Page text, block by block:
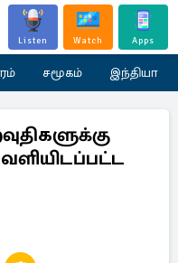
Listen Watch Apps
சமூகம் இந்தியா